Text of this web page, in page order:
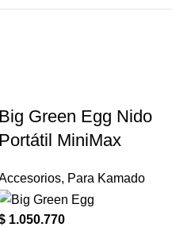
Big Green Egg Nido
Portátil MiniMax
, Para Kamado
1.050.770